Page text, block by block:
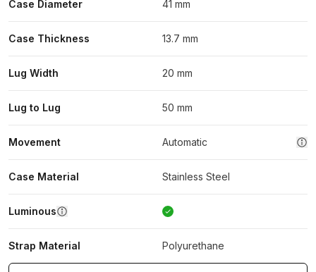
Case Diameter 41 mm
Case Thickness 13.7 mm
Lug Width 20 mm
Lug to Lug 50 mm
Movement Automatic
Case Material Stainless Steel
Luminous
Strap Material Polyurethane